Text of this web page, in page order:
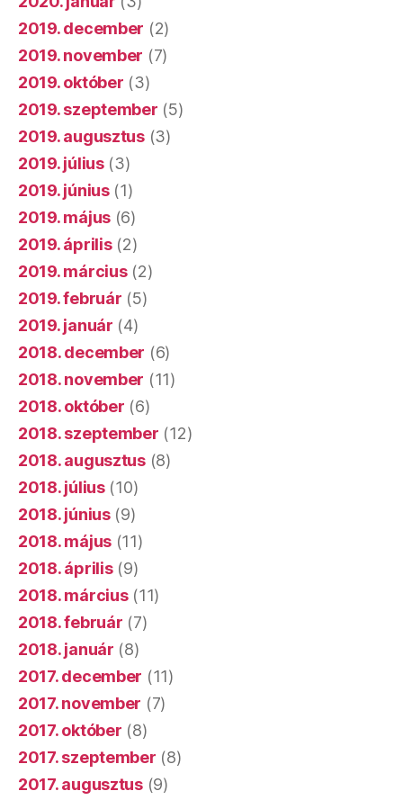
2019. december (2)
2019. november (7)
2019. október (3)
2019. szeptember (5)
2019. augusztus(3)
2019. július(3)
2019. június(1)
2019. május (6)
2019. április(2)
2019. március(2)
2019. február (5)
2019. január (4)
2018. december (6)
2018. november (11)
2018. október (6)
2018. szeptember (12)
2018. augusztus(8)
2018. július(10)
2018. június(9)
2018. május (11)
2018. április(9)
2018. március(11)
2018. február (7)
2018. január (8)
2017. december (11)
2017. november (7)
2017. október (8)
2017. szeptember (8)
2017. augusztus(9)